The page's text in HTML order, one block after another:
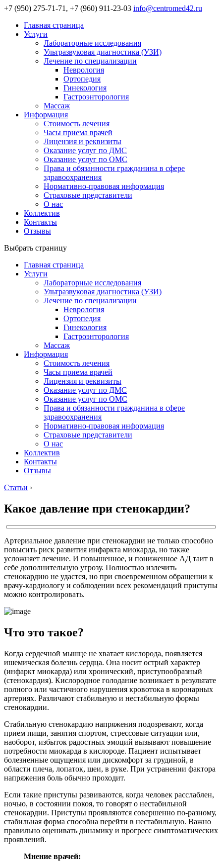
+7 (950) 275-71-71, +7 (960) 911-23-03 info@centromed42.ru
Главная страница
Услуги
Лабораторные исследования
Ультразвуковая диагностика (УЗИ)
Лечение по специализации
Неврология
Ортопедия
Гинекология
Гастроэнторология
Массаж
Информация
Стоимость лечения
Часы приема врачей
Лицензия и реквизиты
Оказание услуг по ДМС
Оказание услуг по ОМС
Права и обязанности гражданина в сфере
здравоохранения
Нормативно-правовая информация
Страховые представители
О нас
Коллектив
Контакты
Отзывы
Выбрать страницу
Главная страница
Услуги
Лабораторные исследования
Ультразвуковая диагностика (УЗИ)
Лечение по специализации
Неврология
Ортопедия
Гинекология
Гастроэнторология
Массаж
Информация
Стоимость лечения
Часы приема врачей
Лицензия и реквизиты
Оказание услуг по ДМС
Оказание услуг по ОМС
Права и обязанности гражданина в сфере
здравоохранения
Нормативно-правовая информация
Страховые представители
О нас
Коллектив
Контакты
Отзывы
Статьи ›
Какое давление при стенокардии?
Артериальное давление при стенокардии не только способно
повысить риск развития инфаркта миокарда, но также
усложняет лечение. И повышенное, и пониженное АД таит в
себе дополнительную угрозу. Полностью излечить
стенокардию не удастся, но при своевременном обращении к
врачу-кардиологу и соблюдении всех рекомендаций приступы
можно контролировать.
Что это такое?
Когда сердечной мышце не хватает кислорода, появляется
ишемическая болезнь сердца. Она носит острый характер
(инфаркт миокарда) или хронический, приступообразный
(стенокардия). Кислородное голодание возникает в результате
полного или частичного нарушения кровотока в коронарных
артериях. Различают стабильную и нестабильную формы
стенокардии.
Стабильную стенокардию напряжения подозревают, когда
прием пищи, занятия спортом, стрессовые ситуации или,
наоборот, избыток радостных эмоций вызывают повышение
потребности миокарда в кислороде. Пациент испытывает
болезненные ощущения или дискомфорт за грудиной, в
области плеча, лопаток, шеи, в руке. При устранении фактора
напряжения боль обычно проходит.
Если такие приступы развиваются, когда человек расслаблен,
ночью, в состоянии покоя, то говорят о нестабильной
стенокардии. Приступы проявляются совершенно по-разному,
стабильная форма способна перейти в нестабильную. Важно
правильно оценивать динамику и прогресс симптоматических
проявлений.
Мнение врачей: